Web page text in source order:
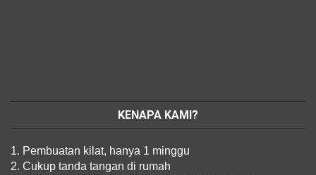
KENAPA KAMI?
1. Pembuatan kilat, hanya 1 minggu
2. Cukup tanda tangan di rumah